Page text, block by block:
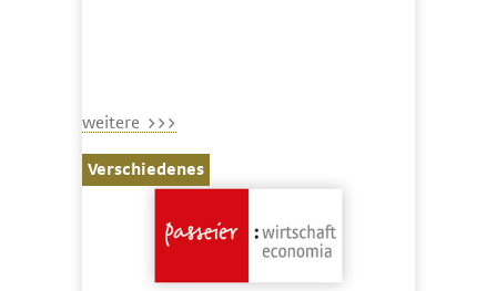
weitere >>>
Verschiedenes